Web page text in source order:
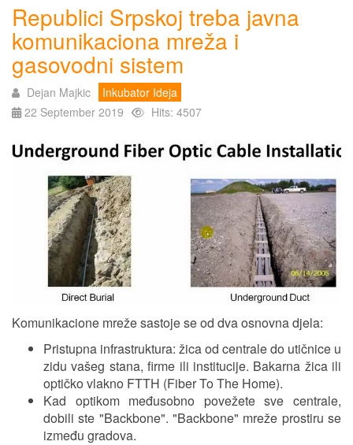
Republici Srpskoj treba javna
komunikaciona mreža i
gasovodni sistem
Dejan Majkic
Inkubator Ideja
22 September 2019
Hits: 4507
Komunikacione mreže sastoje se od dva osnovna djela:
Pristupna infrastruktura: žica od centrale do utičnice u
zidu vašeg stana, firme ili institucije. Bakarna žica ili
optičko vlakno FTTH (Fiber To The Home).
Kad optikom međusobno povežete sve centrale,
dobili ste "Backbone". "Backbone" mreže prostiru se
između gradova.